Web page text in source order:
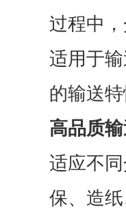
过程中
适用于
的输送
高品质
适应不
保、造